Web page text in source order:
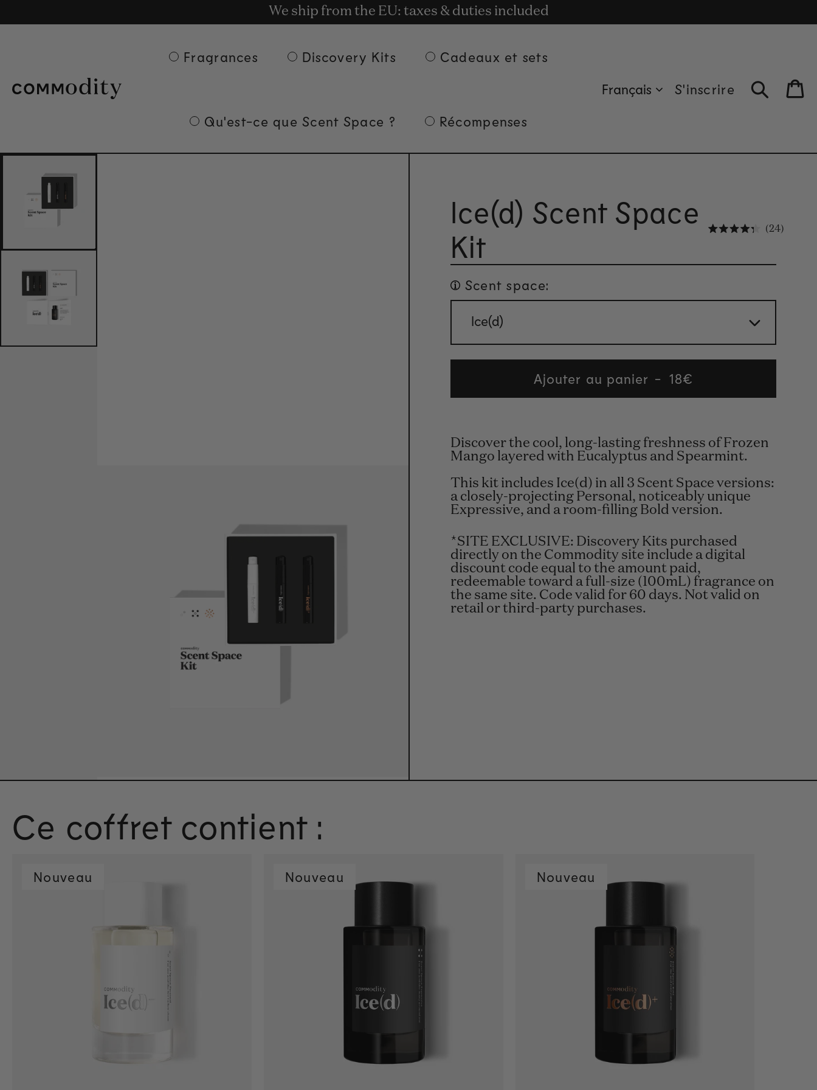
Livraison gratuite à partir de 135 € d'achat.
We ship from the EU: taxes & duties included
Get rewards for shopping with Commodity.Circle
Fragrances Discovery Kits Cadeaux et sets
Qu'est-ce que Scent Space ? Récompenses
Français S'inscrire Bag
Ice(d) Scent Space
Kit
24
Scent space:
Ice(d)
Ajouter au panier
Regular
price
18€
Discover the cool, long-lasting freshness of Frozen
Mango layered with Eucalyptus and Spearmint.
This kit includes Ice(d) in all 3 Scent Space versions:
a closely-projecting Personal, noticeably unique
Expressive, and a room-filling Bold version.
*SITE EXCLUSIVE: Discovery Kits purchased
directly on the Commodity site include a digital
discount code equal to the amount paid,
redeemable toward a full-size (100mL) fragrance on
the same site. Code valid for 60 days. Not valid on
retail or third-party purchases.
Ce coffret contient :
Nouveau
Ajout rapide
Nouveau
Ajout rapide
Nouveau
Ajout rapide